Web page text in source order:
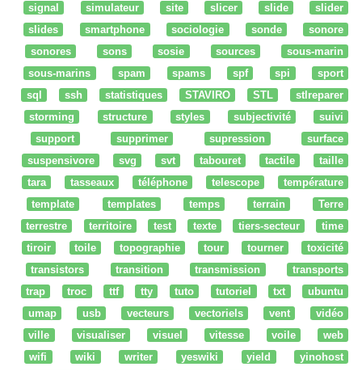
signal
simulateur site slicer slide
slider
slides
smartphone sociologie sonde
sonore
sonores
sons sosie sources
sous-marin
sous-marins
spam spams spf spi
sport
sql
ssh statistiques STAVIRO STL
stlreparer
storming
structure styles subjectivité
suivi
support
supprimer supression
surface
suspensivore
svg svt tabouret tactile
taille
tara
tasseaux téléphone telescope
température
template
templates temps terrain
Terre
terrestre
territoire test texte tiers-secteur
time
tiroir
toile topographie tour tourner
toxicité
transistors
transition transmission
transports
trap
troc ttf tty tuto tutoriel txt
ubuntu
umap
usb vecteurs vectoriels vent
vidéo
ville
visualiser visuel vitesse voile
web
wifi
wiki writer yeswiki yield
yinohost